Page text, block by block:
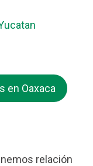
en Oaxaca
relación